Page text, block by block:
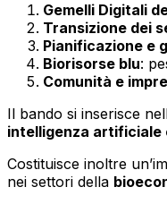
Gemelli Digitali
Transizione dei
Pianificazione e
Biorisorse blu:
Comunità e
Il bando si inserisce
intelligenza artificiale
Costituisce inoltre
nei settori della